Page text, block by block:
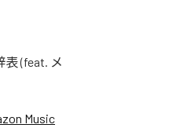
(feat. メ
Music